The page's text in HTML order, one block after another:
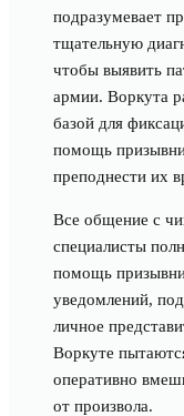
подразумевает
тщательную
чтобы выявить
армии. Воркута
базой для
помощь
преподнести их
Все общение с
специалисты
помощь
уведомлений,
личное
Воркуте
оперативно
от произвола.